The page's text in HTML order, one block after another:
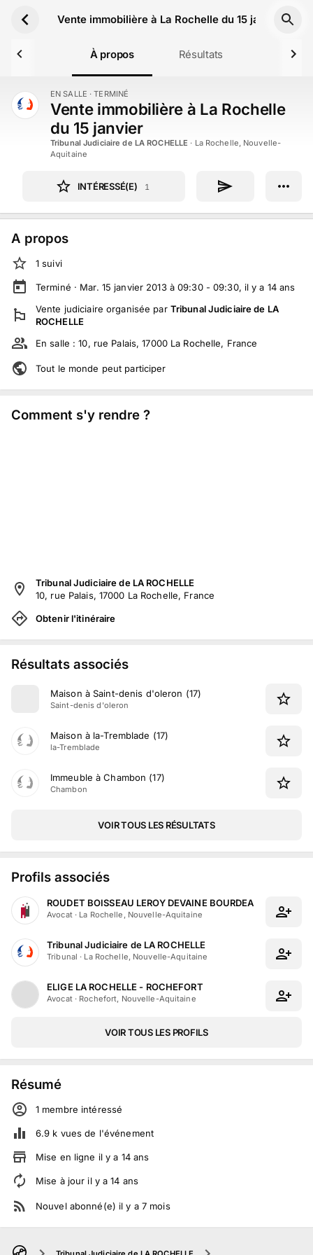
Vente immobilière à La Rochelle du 15 janvier
À propos Résultats
TERMINÉ EN SALLE · TERMINÉ
Vente immobilière à La Rochelle
du 15 janvier
Tribunal Judiciaire de LA ROCHELLE · La Rochelle, Nouvelle-
Aquitaine
INTÉRESSÉ(E) 1
A propos
1 suivi
Terminé · Mar. 15 janvier 2013 à 09:30 - 09:30, il y a 14 ans
Vente judiciaire organisée par Tribunal Judiciaire de LA
ROCHELLE
En salle :10, rue Palais, 17000 La Rochelle, France
Tout le monde peut participer
Comment s'y rendre ?
Tribunal Judiciaire de LA ROCHELLE
10, rue Palais, 17000 La Rochelle, France
Obtenir l'itinéraire
Résultats associés
Maison à Saint-denis d'oleron (17)
Saint-denis d'oleron
Maison à la-Tremblade (17)
la-Tremblade
Immeuble à Chambon (17)
Chambon
VOIR TOUS LES RÉSULTATS
Profils associés
ROUDET BOISSEAU LEROY DEVAINE BOURDEAU MOLLE
Avocat· La Rochelle, Nouvelle-Aquitaine
Tribunal Judiciaire de LA ROCHELLE
Tribunal · La Rochelle, Nouvelle-Aquitaine
ELIGE LA ROCHELLE - ROCHEFORT
Avocat· Rochefort, Nouvelle-Aquitaine
VOIR TOUS LES PROFILS
Résumé
1 membre intéressé
6.9 k vues de l'événement
Mise en ligne il y a 14 ans
Mise à jour il y a14 ans
Nouvel abonné(e) il y a 7 mois